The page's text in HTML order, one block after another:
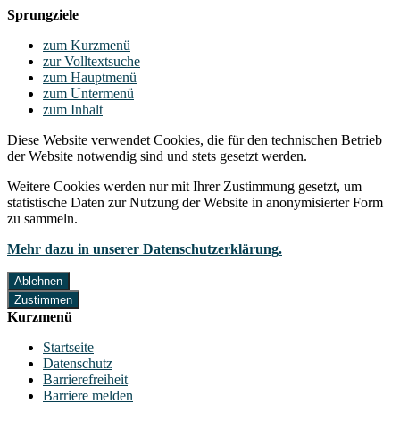
Sprungziele
zum Kurzmenü
zur Volltextsuche
zum Hauptmenü
zum Untermenü
zum Inhalt
Diese Website verwendet Cookies, die für den technischen Betrieb
der Website notwendig sind und stets gesetzt werden.
Weitere Cookies werden nur mit Ihrer Zustimmung gesetzt, um
statistische Daten zur Nutzung der Website in anonymisierter Form
zu sammeln.
Mehr dazu in unserer Datenschutzerklärung.
Ablehnen
Zustimmen
Kurzmenü
Startseite
Datenschutz
Barrierefreiheit
Barriere melden